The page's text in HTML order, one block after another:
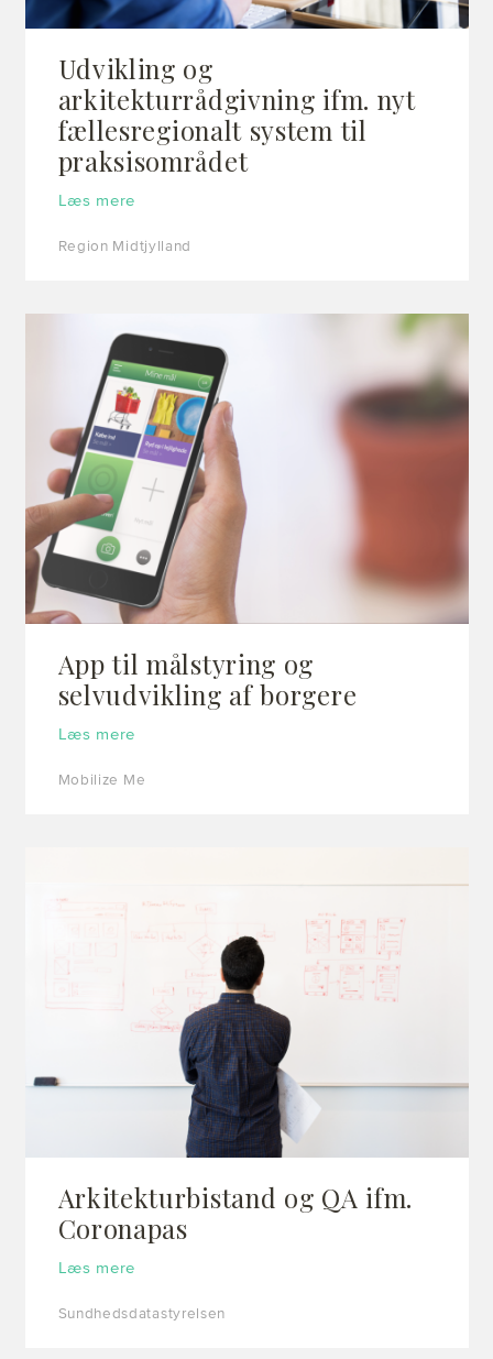
Udvikling og
arkitekturrådgivning ifm. nyt
fællesregionalt system til
praksisområdet
Læs mere
Region Midtjylland
App til målstyring og
selvudvikling af borgere
Læs mere
Mobilize Me
Arkitekturbistand og QA ifm.
Coronapas
Læs mere
Sundhedsdatastyrelsen